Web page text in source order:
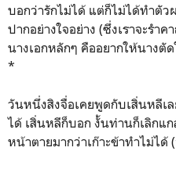
บอกว่ารักไม่ได้ แต่ก็ไม่ได้ทำตัว
ปากอย่างใจอย่าง (ซึ่งเราจะรำ
นางเอกหลักๆ คืออยากให้นาง
*
วันหนึ่งสิงจื่อเคยพูดกับเสิ่นหลีเล
ได้ เสิ่นหลีก็บอก งั้นท่านก็เลิกแ
หน้าตายมากว่าเก๊าะข้าทำไม่ได้